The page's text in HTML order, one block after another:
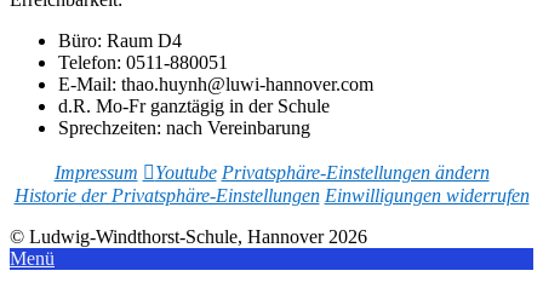
Büro: Raum D4
Telefon: 0511-880051
E-Mail: thao.huynh@luwi-hannover.com
d.R. Mo-Fr ganztägig in der Schule
Sprechzeiten: nach Vereinbarung
Impressum Youtube Privatsphäre-Einstellungen ändern
Historie der Privatsphäre-Einstellungen Einwilligungen widerrufen
© Ludwig-Windthorst-Schule, Hannover 2026
Menü